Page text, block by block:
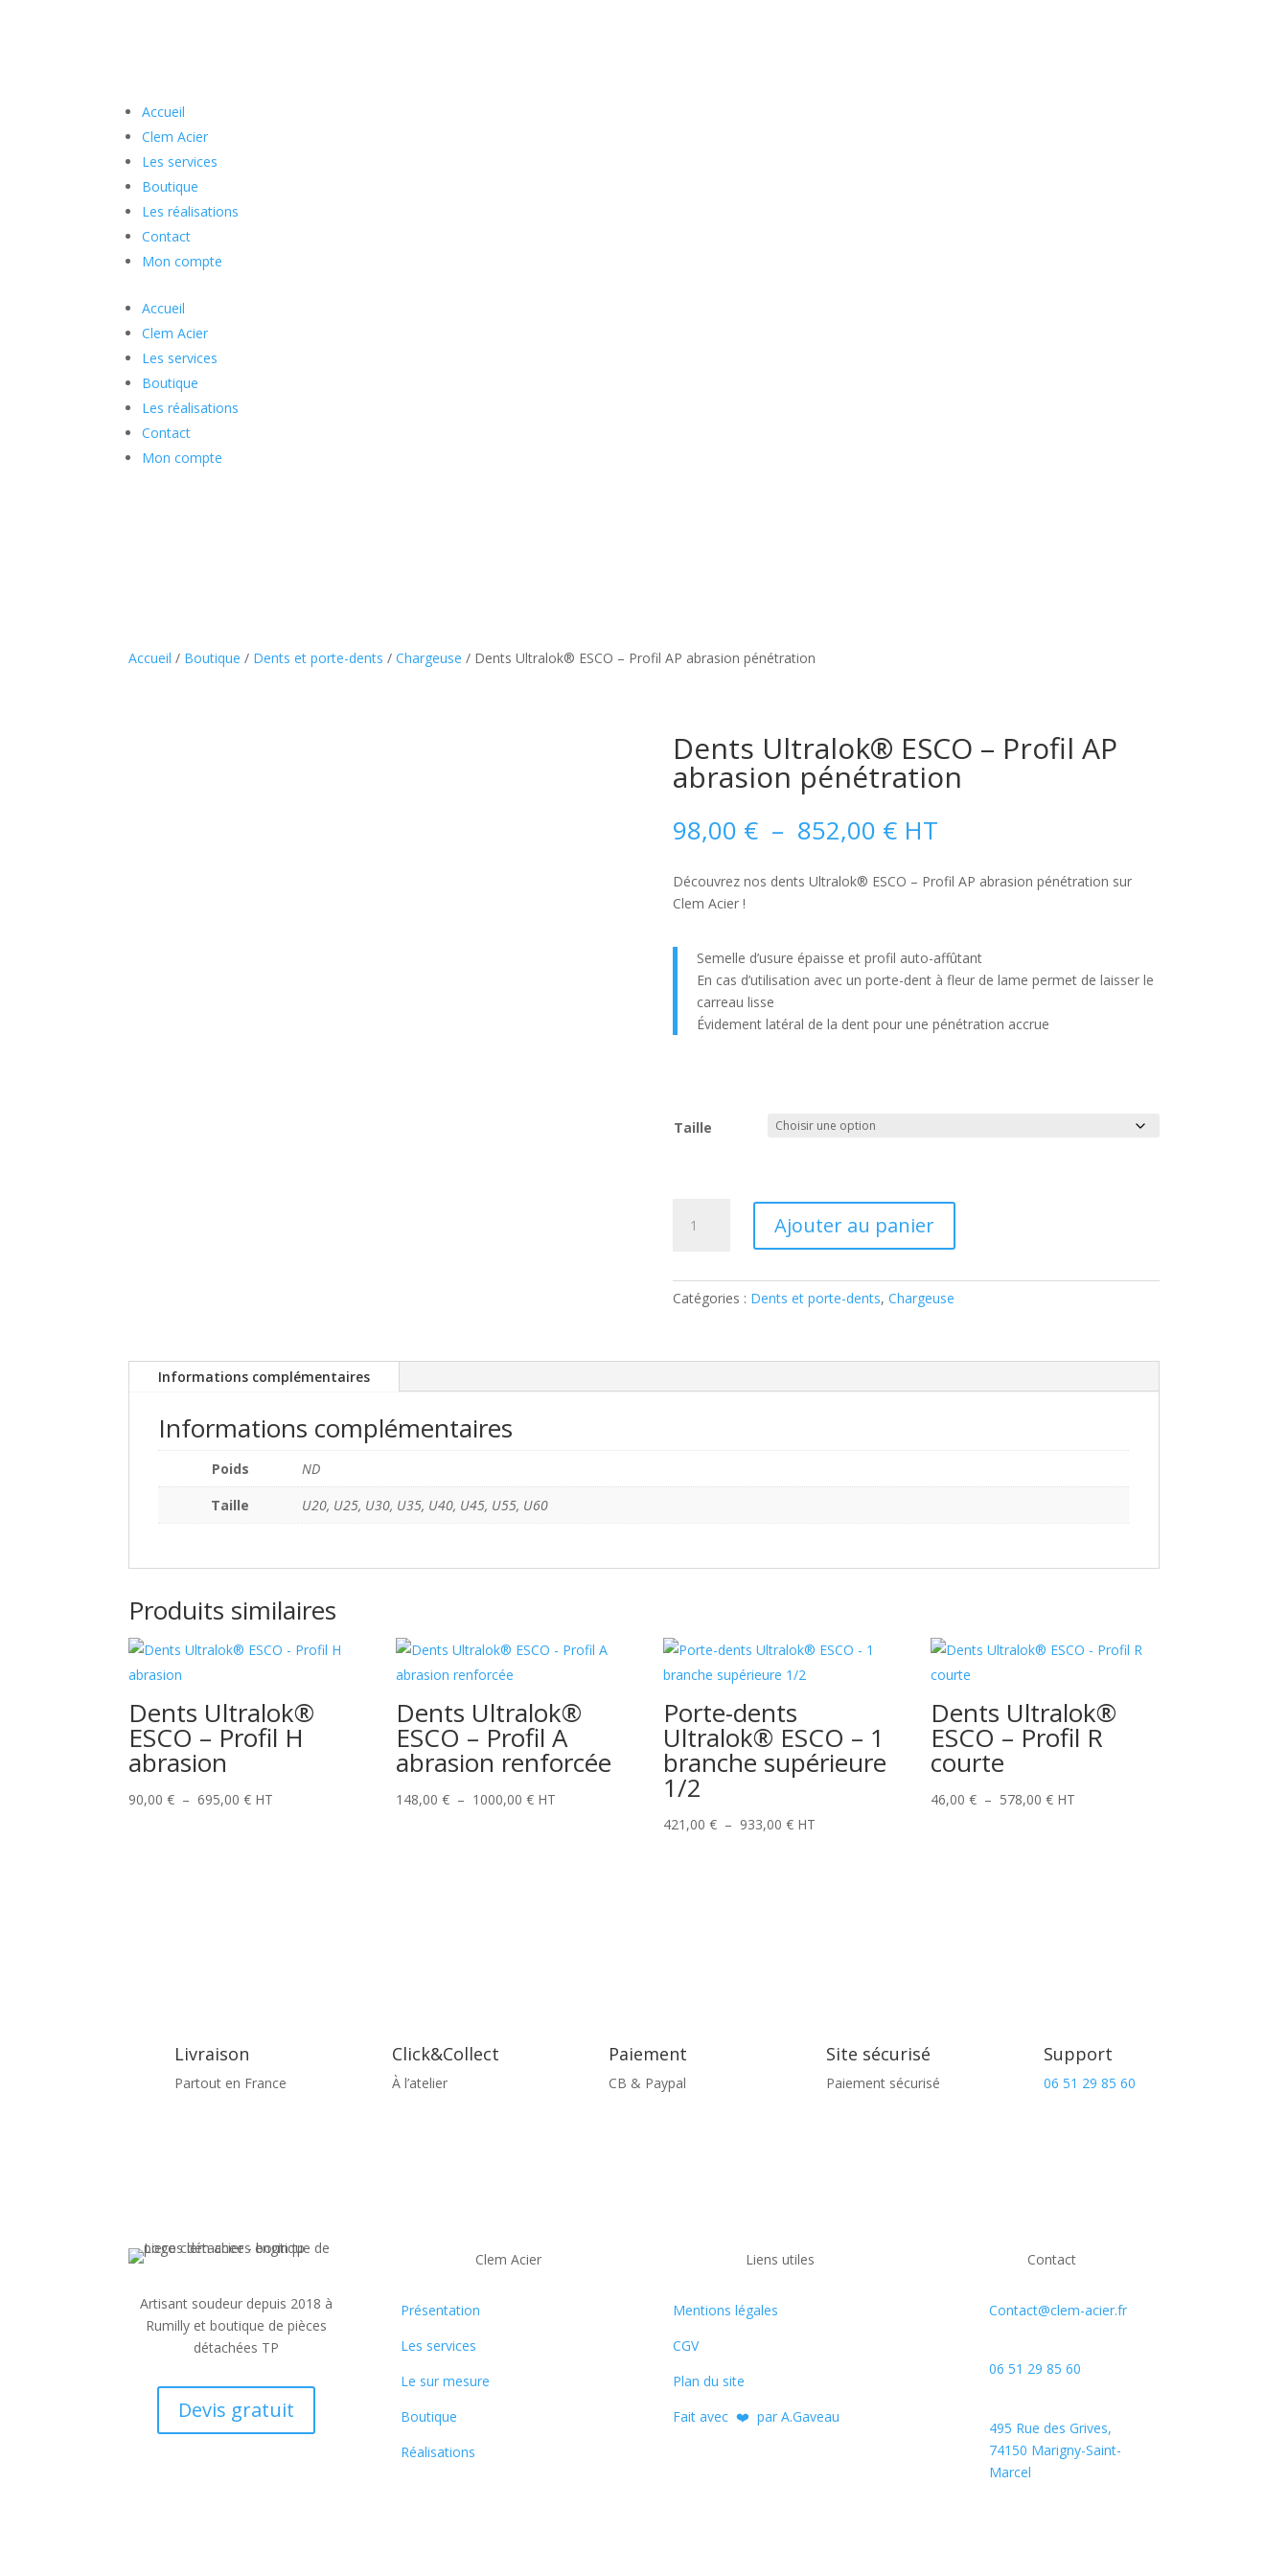
Accueil
Clem Acier
Les services
Boutique
Les réalisations
Contact
Mon compte
Accueil
Clem Acier
Les services
Boutique
Les réalisations
Contact
Mon compte
Accueil / Boutique / Dents et porte-dents /Chargeuse / Dents Ultralok® ESCO – Profil AP abrasion pénétration
Dents Ultralok® ESCO – Profil AP
abrasion pénétration
98,00 € – 852,00 €Plage
de
prix :
98,00 €
HT
Découvrez nos dents Ultralok® ESCO – Profil AP abrasion pénétration sur
Clem Acier !
Semelle d’usure épaisse et profil auto-affûtant
En cas d’utilisation avec un porte-dent à fleur de lame permet de laisser le
carreau lisse
Évidement latéral de la dent pour une pénétration accrue
Taille
ESCO
AP
Ajouter au panier
Catégories : Dents et porte-dents, Chargeuse
Informations complémentaires
Informations complémentaires
Poids
ND
Taille
U20, U25, U30, U35, U40, U45, U55, U60
Produits similaires
Dents Ultralok®
ESCO – Profil H
abrasion
90,00€ – 695,00€Plage
HT
Dents Ultralok®
ESCO – Profil A
abrasion renforcée
148,00€ – 1000,00€Plage
HT
Porte-dents
Ultralok® ESCO – 1
branche supérieure
1/2
421,00€ – 933,00€Plage
HT
Dents Ultralok®
ESCO – Profil R
courte
46,00€ – 578,00€Plage
HT
Livraison
Partout en France
Click&Collect
À l’atelier
Paiement
CB & Paypal
Site sécurisé
Paiement sécurisé
Support
06 51 29 85 60
Artisant soudeur depuis 2018 à
Rumilly et boutique de pièces
détachées TP
Devis gratuit
Clem Acier
Présentation
Les services
Le sur mesure
Boutique
Réalisations
Liens utiles
Mentions légales
CGV
Plan du site
Fait avec ❤️ par A.Gaveau
Contact
Contact@clem-acier.fr
06 51 29 85 60
495 Rue des Grives,
74150 Marigny-Saint-
Marcel